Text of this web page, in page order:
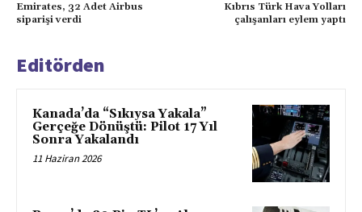
Emirates, 32 Adet Airbus
siparişi verdi
Kıbrıs Türk Hava Yolları
çalışanları eylem yaptı
Editörden
Kanada’da “Sıkıysa Yakala”
Gerçeğe Dönüştü: Pilot 17 Yıl
Sonra Yakalandı
11 Haziran 2026